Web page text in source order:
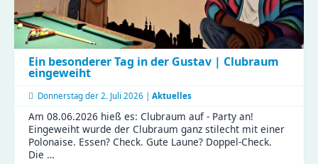
Ein besonderer Tag in der Gustav | Clubraum
eingeweiht
Donnerstag der 2. Juli 2026 | Aktuelles
Am 08.06.2026 hieß es: Clubraum auf - Party an!
Eingeweiht wurde der Clubraum ganz stilecht mit einer
Polonaise. Essen? Check. Gute Laune? Doppel-Check.
Die …